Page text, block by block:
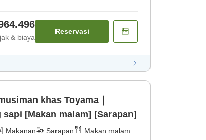
& biaya
Reservasi
khas Toyama｜
Termasuk steak fillet daging sapi [Makan malam] [Sarapan]
Makanan Sarapan Makan malam